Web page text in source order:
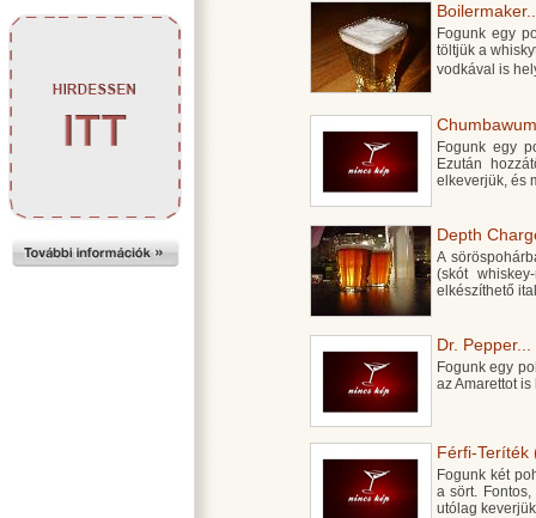
Fogunk egy
töltjük a
vodkával is
Fogunk egy
Ezután
elkeverjük, és
Depth
A
(skót
elkészíthető
Dr. Pepper...
Fogunk egy
az Amarettot
Férfi-Teríték
Fogunk két
a sört.
utólag